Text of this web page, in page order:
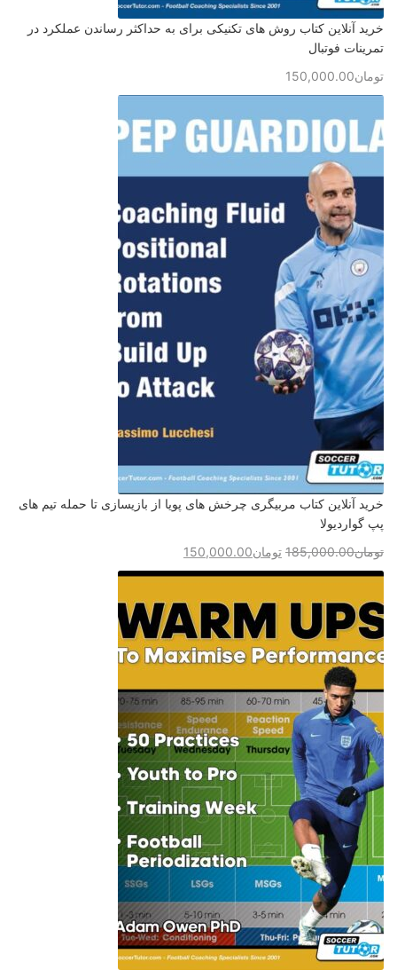
خرید آنلاین کتاب روش های تکنیکی برای به حداکثر رساندن عملکرد در
تمرینات فوتبال
تومان150,000.00
خرید آنلاین کتاب مربیگری چرخش های پویا از بازیسازی تا حمله تیم های
پپ گواردیولا
تومان185,000.00 تومان150,000.00